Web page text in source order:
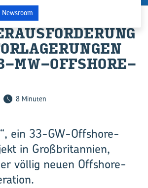
​MW-OFFSHORE-
8 Minuten
ein 33-GW-Offshore-
in Großbritannien,
völlig neuen Offshore-
Newsroom